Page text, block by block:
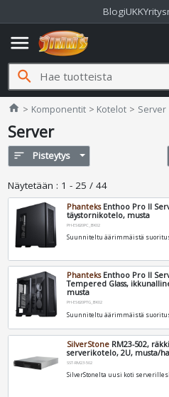
BlogiUKK
menu
search
home Jimms.fi
Komponentit Kotelot Server
Server
sort Pisteytys
Näytetään : 1 - 25 / 44
PhanteksEnthoo Pro II
täystornikotelo, musta
PH-ES620PC_BK02
Suunniteltu äärimmäistä
PhanteksEnthoo Pro II
Tempered Glass,
musta
PH-ES620PTG_BK02
Suunniteltu äärimmäistä
SilverStone RM23-502,
serverikotelo, 2U, musta/
SST-RM23-502
SilverStonelta uusi koti